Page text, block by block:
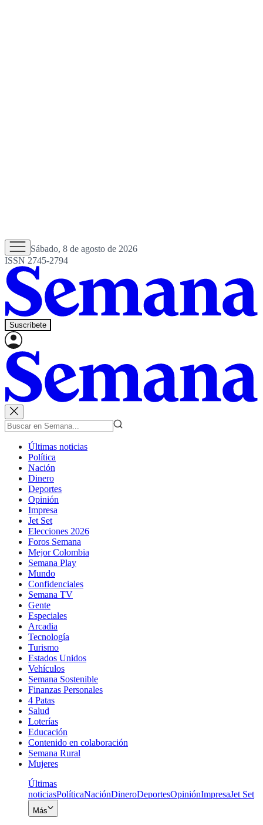
Sábado, 8 de agosto de 2026
ISSN 2745-2794
Suscríbete
Últimas noticias
Política
Nación
Dinero
Deportes
Opinión
Impresa
Jet Set
Elecciones 2026
Foros Semana
Mejor Colombia
Semana Play
Mundo
Confidenciales
Semana TV
Gente
Especiales
Arcadia
Tecnología
Turismo
Estados Unidos
Vehículos
Semana Sostenible
Finanzas Personales
4 Patas
Salud
Loterías
Educación
Contenido en colaboración
Semana Rural
Mujeres
Últimas
noticiasPolíticaNaciónDineroDeportesOpiniónImpresaJet Set
Más